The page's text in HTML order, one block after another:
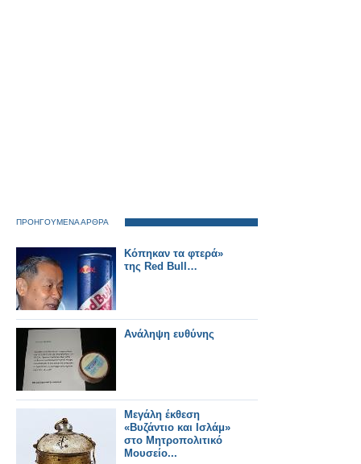
ΠΡΟΗΓΟΥΜΕΝΑ ΑΡΘΡΑ
Κόπηκαν τα φτερά»
της Red Bull…
Ανάληψη ευθύνης
Μεγάλη έκθεση
«Βυζάντιο και Ισλάμ»
στο Μητροπολιτικό
Μουσείο...